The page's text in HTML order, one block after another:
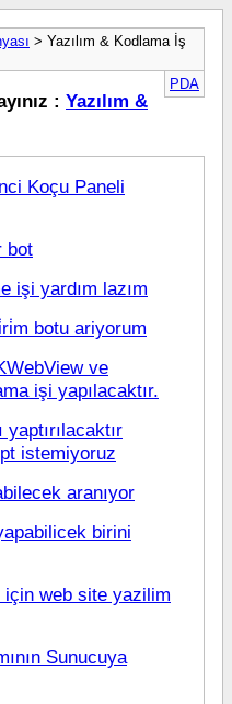
> Yazılım & Kodlama İş
PDA
: Yazılım &
Koçu Paneli
bot
işi yardım lazım
botu ariyorum
ve
işi yapılacaktır.
istemiyoruz
aranıyor
birini
web site yazilim
Sunucuya